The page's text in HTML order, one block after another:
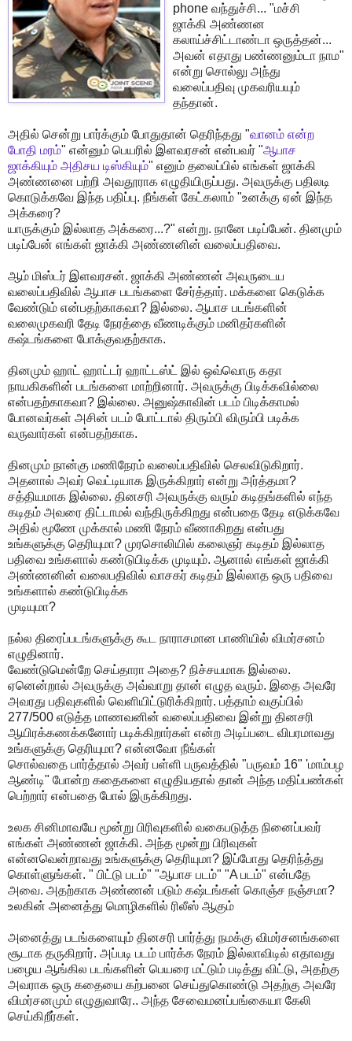
phone வந்துச்சி... "மச்சி
ஜாக்கி அண்ணன
கலாய்ச்சிட்டாண்டா ஒருத்தன்...
அவன் எதாது பண்ணனும்டா நாம"
என்று சொல்லு அந்து
வலைப்பதிவு முகவரியயும்
தந்தான்.
அதில் சென்று பார்க்கும் போதுதான் தெரிந்தது "வானம் என்ற
போதி மரம்" என்னும் பெயரில் இளவரசன் என்பவர் "ஆபாச
ஜாக்கியும் அதிசய டிஸ்கியும்" எனும் தலைப்பில் எங்கள் ஜாக்கி
அண்ணனை பற்றி அவதூராக எழுதியிருப்பது. அவருக்கு பதிலடி
கொடுக்கவே இந்த பதிப்பு. நீங்கள் கேட்கலாம் "உனக்கு ஏன் இந்த
அக்கரை?
யாருக்கும் இல்லாத அக்கரை...?" என்று. நானே படிப்பேன். தினமும்
படிப்பேன் எங்கள் ஜாக்கி அண்ணனின் வலைப்பதிவை.
ஆம் மிஸ்டர் இளவரசன். ஜாக்கி அண்ணன் அவருடைய
வலைப்பதிவில் ஆபாச படங்களை சேர்த்தார். மக்களை கெடுக்க
வேண்டும் என்பதற்காகவா? இல்லை. ஆபாச படங்களின்
வலைமுகவரி தேடி நேரத்தை வீணடிக்கும் மனிதர்களின்
கஷ்டங்களை போக்குவதற்காக.
தினமும் ஹாட் ஹாட்டர் ஹாட்டஸ்ட் இல் ஒவ்வொரு கதா
நாயகிகளின் படங்களை மாற்றினார். அவருக்கு பிடிக்கவில்லை
என்பதற்காகவா? இல்லை. அனுஷ்காவின் படம் பிடிக்காமல்
போனவர்கள் அசின் படம் போட்டால் திரும்பி விரும்பி படிக்க
வருவார்கள் என்பதற்காக.
தினமும் நான்கு மணிநேரம் வலைப்பதிவில் செலவிடுகிறார்.
அதனால் அவர் வெட்டியாக இருக்கிறார் என்று அர்த்தமா?
சத்தியமாக இல்லை. தினசரி அவருக்கு வரும் கடிதங்களில் எந்த
கடிதம் அவரை திட்டாமல் வந்திருக்கிறது என்பதை தேடி எடுக்கவே
அதில் மூணே முக்கால் மணி நேரம் வீணாகிறது என்பது
உங்களுக்கு தெரியுமா? முரசொலியில் கலைஞர் கடிதம் இல்லாத
பதிவை உங்களால் கண்டுபிடிக்க முடியும். ஆனால் எங்கள் ஜாக்கி
அண்ணனின் வலைபதிவில் வாசகர் கடிதம் இல்லாத ஒரு பதிவை
உங்களால் கண்டுபிடிக்க
முடியுமா?
நல்ல திரைப்படங்களுக்கு கூட நாராசமான பாணியில் விமர்சனம்
எழுதினார்.
வேண்டுமென்றே செய்தாரா அதை? நிச்சயமாக இல்லை.
ஏனென்றால் அவருக்கு அவ்வாறு தான் எழுத வரும். இதை அவரே
அவரது பதிவுகளில் வெளியிட்டுரிக்கிறார். பத்தாம் வகுப்பில்
277/500 எடுத்த மாணவனின் வலைப்பதிவை இன்று தினசரி
ஆயிரக்கணக்கனோர் படிக்கிறார்கள் என்ற அடிப்படை விபரமாவது
உங்களுக்கு தெரியுமா? என்னவோ நீங்கள்
சொல்வதை பார்த்தால் அவர் பள்ளி பருவத்தில் "பருவம் 16" 'மாம்பழ
ஆண்டி" போன்ற கதைகளை எழுதியதால் தான் அந்த மதிப்பண்கள்
பெற்றார் என்பதை போல் இருக்கிறது.
உலக சினிமாவயே மூன்று பிரிவுகளில் வகைபடுத்த நினைப்பவர்
எங்கள் அண்ணன் ஜாக்கி. அந்த மூன்று பிரிவுகள்
என்னவென்றாவது உங்களுக்கு தெரியுமா? இப்போது தெரிந்த்து
கொள்ளுங்கள். " பிட்டு படம்" "ஆபாச படம்" "A படம்" என்பதே
அவை. அதற்காக அண்ணன் படும் கஷ்டங்கள் கொஞ்ச நஞ்சமா?
உலகின் அனைத்து மொழிகளில் ரிலீஸ் ஆகும்
அனைத்து படங்களையும் தினசரி பார்த்து நமக்கு விமர்சனங்களை
சூடாக தருகிறார். அப்படி படம் பார்க்க நேரம் இல்லாவிடில் எதாவது
பழைய ஆங்கில படங்களின் பெயரை மட்டும் படித்து விட்டு, அதற்கு
அவராக ஒரு கதையை கற்பனை செய்துகொண்டு அதற்கு அவரே
விமர்சனமும் எழுதுவாரே.. அந்த சேவைமனப்பங்கையா கேலி
செய்கிறீர்கள்.